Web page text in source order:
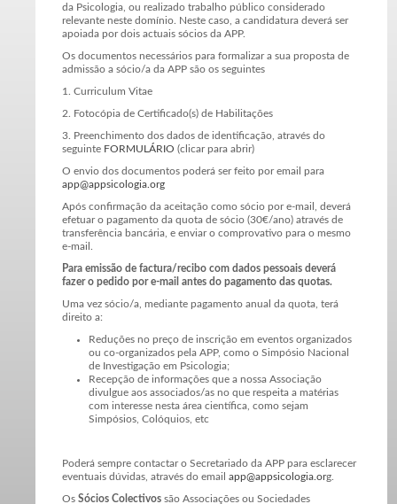
da Psicologia, ou realizado trabalho público considerado
relevante neste domínio. Neste caso, a candidatura deverá ser
apoiada por dois actuais sócios da APP.
Os documentos necessários para formalizar a sua proposta de
admissão a sócio/a da APP são os seguintes
1. Curriculum Vitae
2. Fotocópia de Certificado(s) de Habilitações
3. Preenchimento dos dados de identificação, através do
seguinte FORMULÁRIO (clicar para abrir)
O envio dos documentos poderá ser feito por email para
app@appsicologia.org
Após confirmação da aceitação como sócio por e-mail, deverá
efetuar o pagamento da quota de sócio (30€/ano) através de
transferência bancária, e enviar o comprovativo para o mesmo
e-mail.
Para emissão de factura/recibo com dados pessoais deverá
fazer o pedido por e-mail antes do pagamento das quotas.
Uma vez sócio/a, mediante pagamento anual da quota, terá
direito a:
Reduções no preço de inscrição em eventos organizados
ou co-organizados pela APP, como o Simpósio Nacional
de Investigação em Psicologia;
Recepção de informações que a nossa Associação
divulgue aos associados/as no que respeita a matérias
com interesse nesta área científica, como sejam
Simpósios, Colóquios, etc
Poderá sempre contactar o Secretariado da APP para esclarecer
eventuais dúvidas, através do email app@appsicologia.org.
Os Sócios Colectivos são Associações ou Sociedades